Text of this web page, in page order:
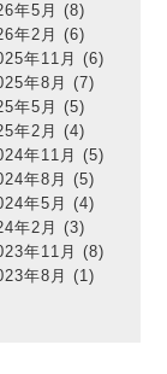
年5月
(8)
年2月
(6)
年11月
(6)
年8月
(7)
年5月
(5)
年2月
(4)
年11月
(5)
年8月
(5)
年5月
(4)
年2月
(3)
年11月
(8)
年8月
(1)